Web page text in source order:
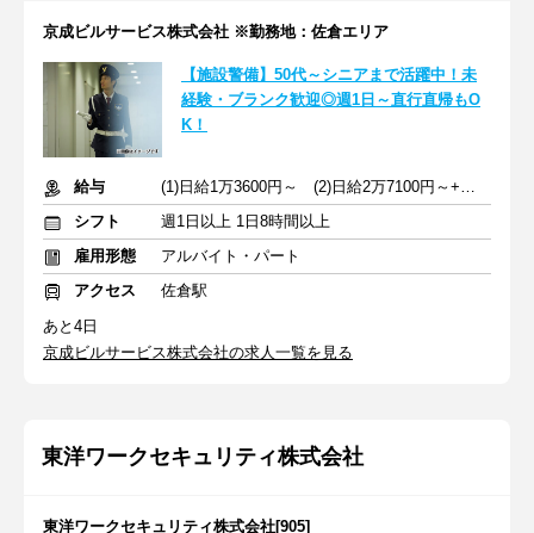
京成ビルサービス株式会社 ※勤務地：佐倉エリア
【施設警備】50代～シニアまで活躍中！未
経験・ブランク歓迎◎週1日～直行直帰もO
K！
給与
(1)日給1万3600円～ (2)日給2万7100円～+交通費全額支給
シフト
週1日以上 1日8時間以上
雇用形態
アルバイト・パート
アクセス
佐倉駅
あと4日
京成ビルサービス株式会社の求人一覧を見る
東洋ワークセキュリティ株式会社
東洋ワークセキュリティ株式会社[905]